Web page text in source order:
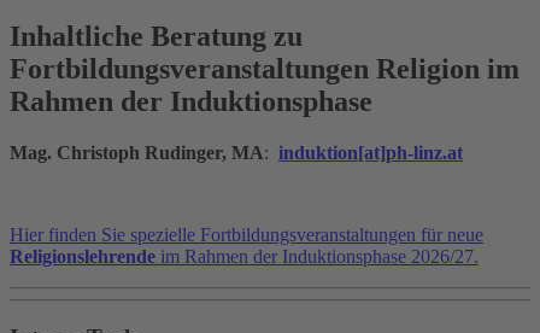
Inhaltliche Beratung zu
Fortbildungsveranstaltungen Religion im
Rahmen der Induktionsphase
Mag. Christoph Rudinger, MA: induktion[at]ph-linz.at
Hier finden Sie spezielle Fortbildungsveranstaltungen für neue
Religionslehrende im Rahmen der Induktionsphase 2026/27.